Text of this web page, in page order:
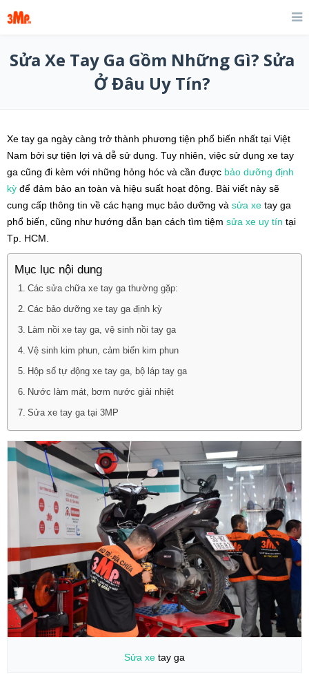
Sửa Xe Tay Ga Gồm Những Gì? Sửa
Ở Đâu Uy Tín?
Xe tay ga ngày càng trở thành phương tiện phổ biến nhất tại Việt
Nam bởi sự tiện lợi và dễ sử dụng. Tuy nhiên, việc sử dụng xe tay
ga cũng đi kèm với những hỏng hóc và cần được bảo dưỡng định
kỳ để đảm bảo an toàn và hiệu suất hoạt động. Bài viết này sẽ
cung cấp thông tin về các hạng mục bảo dưỡng và sửa xe tay ga
phổ biến, cũng như hướng dẫn bạn cách tìm tiệm sửa xe uy tín tại
Tp. HCM.
Mục lục nội dung
Các sửa chữa xe tay ga thường gặp:
Các bảo dưỡng xe tay ga định kỳ
Làm nồi xe tay ga, vệ sinh nồi tay ga
Vệ sinh kim phun, cảm biến kim phun
Hộp số tự động xe tay ga, bộ láp tay ga
Nước làm mát, bơm nước giải nhiệt
Sửa xe tay ga tại 3MP
Sửa xe tay ga